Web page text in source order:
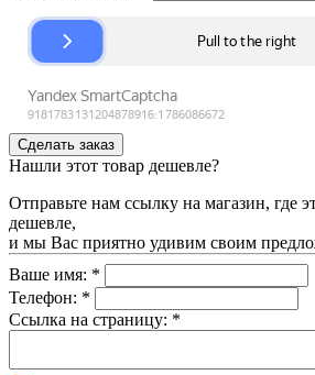
Нашли этот товар дешевле?
Отправьте нам ссылку на магазин, где
дешевле,
и мы Вас приятно удивим своим
Ваше имя: *
Телефон: *
Ссылка на страницу: *